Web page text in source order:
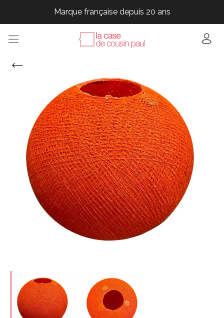
Marque française depuis 20 ans
Marque française depuis 20 ans
Marque française depuis 20 ans